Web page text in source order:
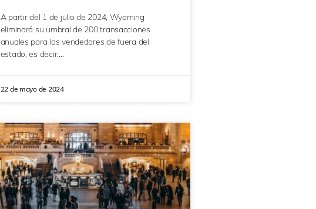
A partir del 1 de julio de 2024, Wyoming
eliminará su umbral de 200 transacciones
anuales para los vendedores de fuera del
estado, es decir,…
22 de mayo de 2024